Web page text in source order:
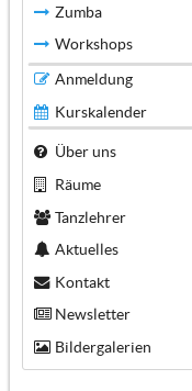
Zumba
Workshops
Anmeldung
Kurskalender
Über uns
Räume
Tanzlehrer
Aktuelles
Kontakt
Newsletter
Bildergalerien